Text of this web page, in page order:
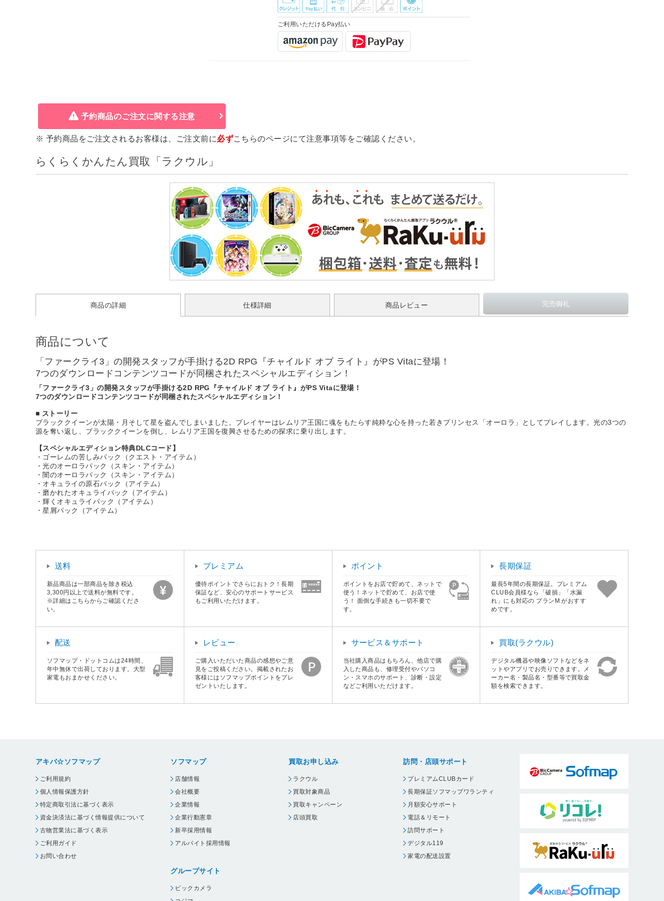
ご利用いただけるPay払い
予約商品のご注文に関する注意
※ 予約商品をご注文されるお客様は、ご注文前に必ずこちらのページにて注意事項等をご確認ください。
らくらくかんたん買取「ラクウル」
商品の詳細 仕様詳細 商品レビュー
商品について
「ファークライ3」の開発スタッフが手掛ける2D RPG『チャイルド オブ ライト』がPS Vitaに登場！
7つのダウンロードコンテンツコードが同梱されたスペシャルエディション！
「ファークライ3」の開発スタッフが手掛ける2D RPG『チャイルド オブ ライト』がPS Vitaに登場！
7つのダウンロードコンテンツコードが同梱されたスペシャルエディション！
■ ストーリー
ブラッククイーンが太陽・月そして星を盗んでしまいました。プレイヤーはレムリア王国に魂をもたらす純粋な心を持った若きプリンセス「オーロラ」としてプレイします。光の3つの
源を奪い返し、ブラッククイーンを倒し、レムリア王国を復興させるための探求に乗り出します。
【スペシャルエディション特典DLCコード】
・ゴーレムの苦しみパック（クエスト・アイテム）
・光のオーロラパック（スキン・アイテム）
・闇のオーロラパック（スキン・アイテム）
・オキュライの原石パック（アイテム）
・磨かれたオキュライパック（アイテム）
・輝くオキュライパック（アイテム）
・星屑パック（アイテム）
送料
新品商品は一部商品を除き税込
3,300円以上で送料が無料です。
※詳細はこちらからご確認くださ
い。
プレミアム
優待ポイントでさらにおトク！長期
保証など、安心のサポートサービス
もご利用いただけます。
ポイント
ポイントをお店で貯めて、ネットで
使う！ネットで貯めて、お店で使
う！ 面倒な手続きも一切不要で
す。
長期保証
最長5年間の長期保証。プレミアム
CLUB会員様なら「破損」「水漏
れ」にも対応の プランM がおすす
めです。
配送
ソフマップ・ドットコムは24時間、
年中無休で出荷しております。大型
家電もおまかせください。
レビュー
ご購入いただいた商品の感想やご意
見をご投稿ください。掲載されたお
客様にはソフマップポイントをプレ
ゼントいたします。
サービス＆サポート
当社購入商品はもちろん、他店で購
入した商品も、修理受付やパソコ
ン・スマホのサポート、診断・設定
などご利用いただけます。
買取(ラクウル)
デジタル機器や映像ソフトなどをネ
ットやアプリでお売りできます。メ
ーカー名・製品名・型番等で買取金
額を検索できます。
アキバ☆ソフマップ
ご利用規約
個人情報保護方針
特定商取引法に基づく表示
資金決済法に基づく情報提供について
古物営業法に基づく表示
ご利用ガイド
お問い合わせ
ソフマップ
店舗情報
会社概要
企業情報
企業行動憲章
新卒採用情報
アルバイト採用情報
グループサイト
ビックカメラ
買取お申し込み
ラクウル
買取対象商品
買取キャンペーン
店頭買取
訪問・店頭サポート
プレミアムCLUBカード
長期保証ソフマップワランティ
月額安心サポート
電話＆リモート
訪問サポート
デジタル119
家電の配送設置